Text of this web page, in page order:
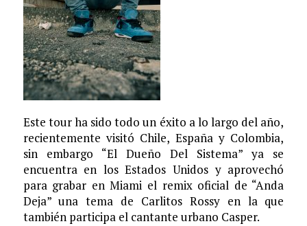
Este tour ha sido todo un éxito a lo largo del año,
recientemente visitó Chile, España y Colombia,
sin embargo “El Dueño Del Sistema” ya se
encuentra en los Estados Unidos y aprovechó
para grabar en Miami el remix oficial de “Anda
Deja” una tema de Carlitos Rossy en la que
también participa el cantante urbano Casper.